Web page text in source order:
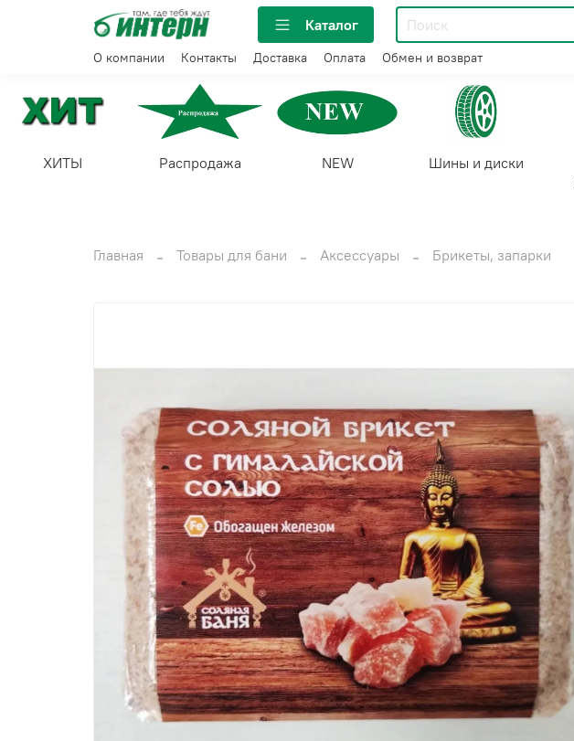
Каталог
О компании Контакты Доставка Оплата Обмен и возврат
ХИТЫ Распродажа NEW Шины и диски
Главная
Товары для бани Аксессуары Брикеты, запарки